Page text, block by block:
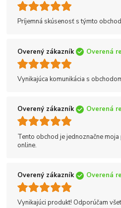
Príjemná skúsenosť s týmto
Overený zákazník Overená
Vynikajúca komunikácia s
Overený zákazník Overená
Tento obchod je jednoznačne
online.
Overený zákazník Overená
Vynikajúci produkt! Odporúčam